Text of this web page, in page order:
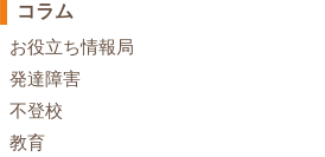
コラム
お役立ち情報局
発達障害
不登校
教育